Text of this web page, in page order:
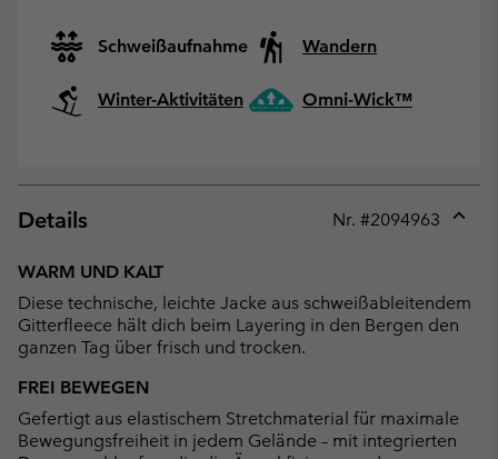
Schweißaufnahme Wandern
Winter-Aktivitäten Omni-Wick™
Details Nr. #2094963
WARM UND KALT
Diese technische, leichte Jacke aus schweißableitendem
Gitterfleece hält dich beim Layering in den Bergen den
ganzen Tag über frisch und trocken.
FREI BEWEGEN
Gefertigt aus elastischem Stretchmaterial für maximale
Bewegungsfreiheit in jedem Gelände – mit integrierten